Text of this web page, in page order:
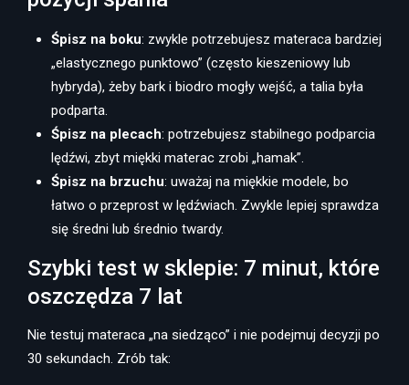
Śpisz na boku: zwykle potrzebujesz materaca bardziej
„elastycznego punktowo” (często kieszeniowy lub
hybryda), żeby bark i biodro mogły wejść, a talia była
podparta.
Śpisz na plecach: potrzebujesz stabilnego podparcia
lędźwi, zbyt miękki materac zrobi „hamak”.
Śpisz na brzuchu: uważaj na miękkie modele, bo
łatwo o przeprost w lędźwiach. Zwykle lepiej sprawdza
się średni lub średnio twardy.
Szybki test w sklepie: 7 minut, które
oszczędza 7 lat
Nie testuj materaca „na siedząco” i nie podejmuj decyzji po
30 sekundach. Zrób tak: